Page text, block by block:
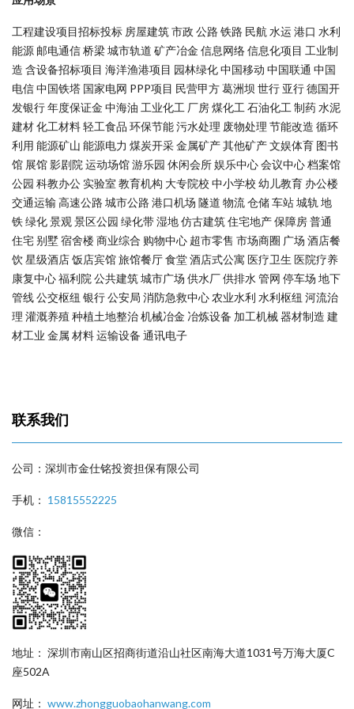
工程建设项目招标投标 房屋建筑 市政 公路 铁路 民航 水运 港口 水利
能源 邮电通信 桥梁 城市轨道 矿产冶金 信息网络 信息化项目 工业制
造 含设备招标项目 海洋渔港项目 园林绿化 中国移动 中国联通 中国
电信 中国铁塔 国家电网 PPP项目 民营甲方 葛洲坝 世行 亚行 德国开
发银行 年度保证金 中海油 工业化工 厂房 煤化工 石油化工 制药 水泥
建材 化工材料 轻工食品 环保节能 污水处理 废物处理 节能改造 循环
利用 能源矿山 能源电力 煤炭开采 金属矿产 其他矿产 文娱体育 图书
馆 展馆 影剧院 运动场馆 游乐园 休闲会所 娱乐中心 会议中心 档案馆
公园 科教办公 实验室 教育机构 大专院校 中小学校 幼儿教育 办公楼
交通运输 高速公路 城市公路 港口机场 隧道 物流 仓储 车站 城轨 地
铁 绿化 景观 景区公园 绿化带 湿地 仿古建筑 住宅地产 保障房 普通
住宅 别墅 宿舍楼 商业综合 购物中心 超市零售 市场商圈 广场 酒店餐
饮 星级酒店 饭店宾馆 旅馆餐厅 食堂 酒店式公寓 医疗卫生 医院疗养
康复中心 福利院 公共建筑 城市广场 供水厂 供排水 管网 停车场 地下
管线 公交枢纽 银行 公安局 消防急救中心 农业水利 水利枢纽 河流治
理 灌溉养殖 种植土地整治 机械冶金 冶炼设备 加工机械 器材制造 建
材工业 金属 材料 运输设备 通讯电子
联系我们
公司：深圳市金仕铭投资担保有限公司
手机： 15815552225
微信：
地址： 深圳市南山区招商街道沿山社区南海大道1031号万海大厦C
座502A
网址： www.zhongguobaohanwang.com